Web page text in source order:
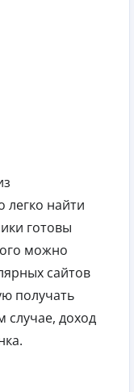
найти
готовы
можно
сайтов
получать
случае, доход